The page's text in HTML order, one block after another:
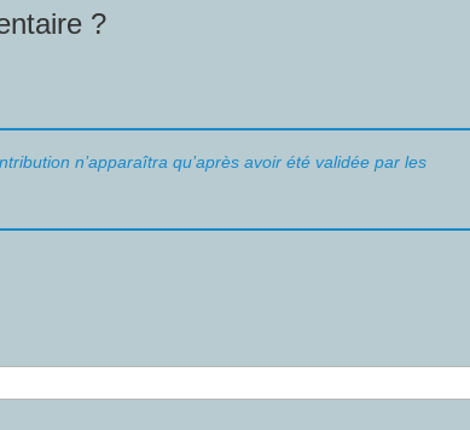
?
n’apparaîtra qu’après avoir été validée par les